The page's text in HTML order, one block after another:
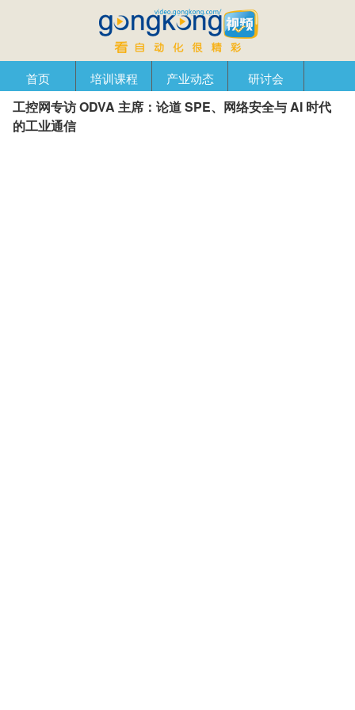
首页 培训课程 产业动态
研讨会
产品在线
自动化播客 创新管理 企业视窗
工控网专访 ODVA 主席：论道 SPE、网络安全与 AI 时代
的工业通信